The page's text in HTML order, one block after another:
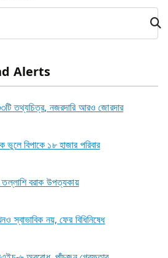
Alerts
তথ্যচিত্র, নজরদারি আরও জোরদার
ভুলে বিপাকে ১৮ হাজার পরিবার
তল্লাশি বরাক উপত্যকায়
স্বাভাবিক নয়, ফের বিধিনিষেধ